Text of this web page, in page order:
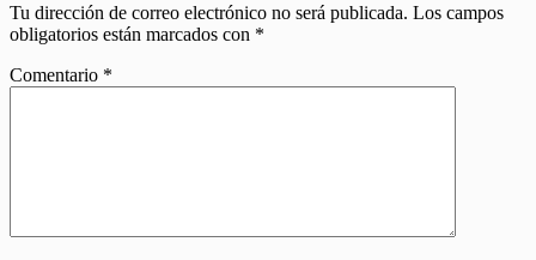
Tu dirección de correo electrónico no será publicada. Los campos
obligatorios están marcados con *
Comentario *